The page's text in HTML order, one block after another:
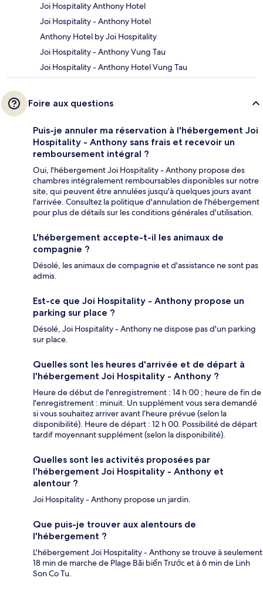
Joi Hospitality Anthony Hotel
Joi Hospitality - Anthony Hotel
Anthony Hotel by Joi Hospitality
Joi Hospitality - Anthony Vung Tau
Joi Hospitality - Anthony Hotel Vung Tau
Foire aux questions
Puis-je annuler ma réservation à l'hébergement Joi
Hospitality - Anthony sans frais et recevoir un
remboursement intégral ?
Oui, l'hébergement Joi Hospitality - Anthony propose des
chambres intégralement remboursables disponibles sur notre
site, qui peuvent être annulées jusqu'à quelques jours avant
l'arrivée. Consultez la politique d'annulation de l'hébergement
pour plus de détails sur les conditions générales d'utilisation.
L'hébergement accepte-t-il les animaux de
compagnie ?
Désolé, les animaux de compagnie et d'assistance ne sont pas
admis.
Est-ce que Joi Hospitality - Anthony propose un
parking sur place ?
Désolé, Joi Hospitality - Anthony ne dispose pas d'un parking
sur place.
Quelles sont les heures d'arrivée et de départ à
l'hébergement Joi Hospitality - Anthony ?
Heure de début de l'enregistrement : 14 h 00 ; heure de fin de
l'enregistrement : minuit. Un supplément vous sera demandé
si vous souhaitez arriver avant l’heure prévue (selon la
disponibilité). Heure de départ : 12 h 00. Possibilité de départ
tardif moyennant supplément (selon la disponibilité).
Quelles sont les activités proposées par
l'hébergement Joi Hospitality - Anthony et
alentour ?
Joi Hospitality - Anthony propose un jardin.
Que puis-je trouver aux alentours de
l'hébergement ?
L'hébergement Joi Hospitality - Anthony se trouve à seulement
18 min de marche de Plage Bãi biển Trước et à 6 min de Linh
Son Co Tu.